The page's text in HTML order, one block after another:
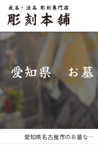
愛知県 お
愛知県名古屋市のお墓なら彫刻本舗